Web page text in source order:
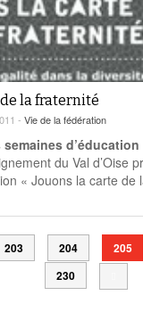
la fraternité
- Vie de la fédération
semaines
du Val d’Oise
« Jouons la carte de
203 204 205
230